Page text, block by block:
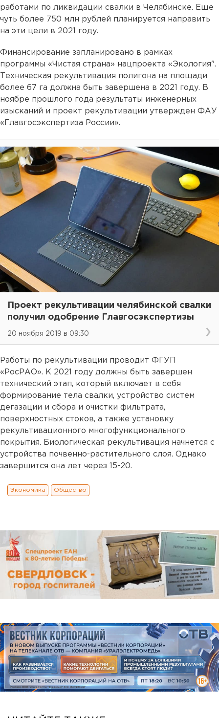
работами по ликвидации свалки в Челябинске. Еще
чуть более 750 млн рублей планируется направить
на эти цели в 2021 году.
Финансирование запланировано в рамках
программы «Чистая страна» нацпроекта «Экология".
Техническая рекультивация полигона на площади
более 67 га должна быть завершена в 2021 году. В
ноябре прошлого года результаты инженерных
изысканий и проект рекультивации утвержден ФАУ
«Главгосэкспертиза России».
Проект рекультивации челябинской свалки
получил одобрение Главгосэкспертизы
20 ноября 2019 в 09:30
Работы по рекультивации проводит ФГУП
«РосРАО». К 2021 году должны быть завершен
технический этап, который включает в себя
формирование тела свалки, устройство систем
дегазации и сбора и очистки фильтрата,
поверхностных стоков, а также установку
рекультивационного многофункционального
покрытия. Биологическая рекультивация начнется с
устройства почвенно-растительного слоя. Однако
завершится она лет через 15-20.
Экономика Общество